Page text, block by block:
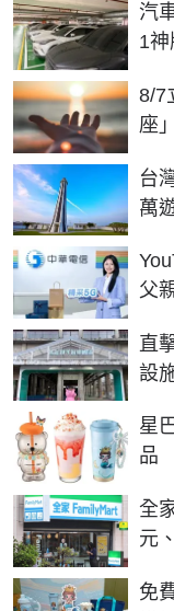
汽
1
8/7
座
台
萬
父
直
設
星
品
全
元
免